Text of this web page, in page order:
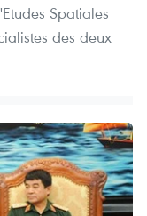
Spatiales
des deux